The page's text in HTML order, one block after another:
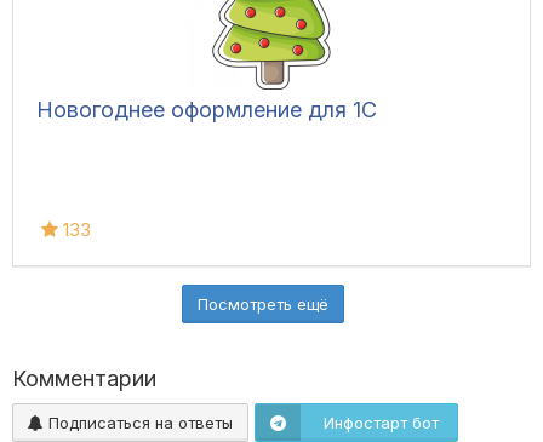
Новогоднее оформление для 1С
133
Посмотреть ещё
Комментарии
Подписаться на ответы Инфостарт бот